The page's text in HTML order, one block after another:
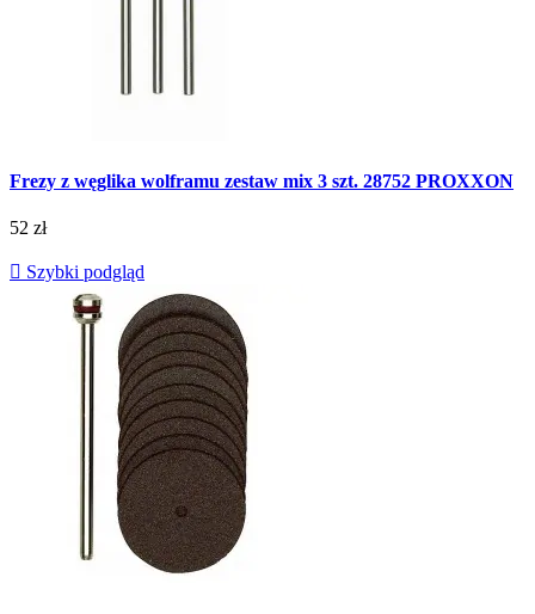
Frezy z węglika wolframu zestaw mix 3 szt. 28752 PROXXON
52 zł
 Szybki podgląd